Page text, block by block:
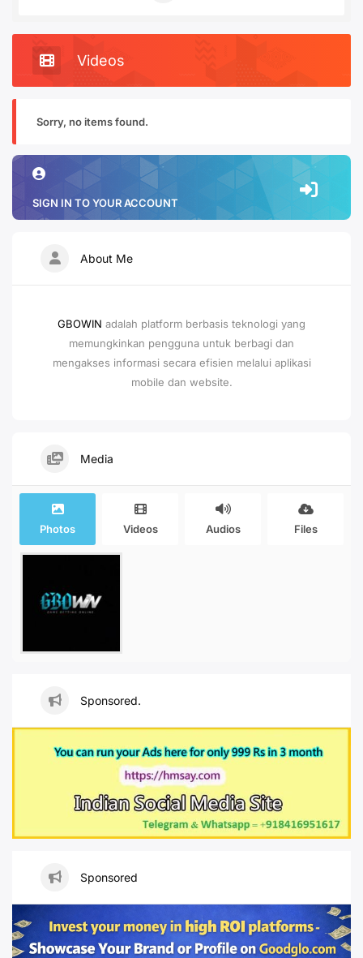
Videos
Sorry, no items found.
SIGN IN TO YOUR ACCOUNT
About Me
GBOWIN adalah platform berbasis teknologi yang
memungkinkan pengguna untuk berbagi dan
mengakses informasi secara efisien melalui aplikasi
mobile dan website.
Media
Photos Videos Audios Files
Sponsored.
Sponsored